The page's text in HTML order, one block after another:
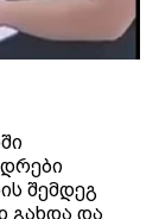
შემდეგ
გახდა და